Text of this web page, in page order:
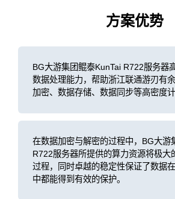
方案优势
BG大游集团鲲泰KunTai R722服务器
数据处理能力，帮助浙江联通游刃有
加密、数据存储、数据同步等高密度计
在数据加密与解密的过程中，BG大游
R722服务器所提供的算力资源将极大
过程，同时卓越的稳定性保证了数据
中都能得到有效的保护。